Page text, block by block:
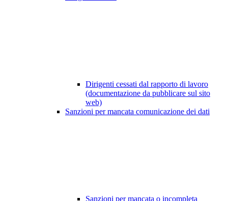
Dirigenti cessati dal rapporto di lavoro
(documentazione da pubblicare sul sito
web)
Sanzioni per mancata comunicazione dei dati
Sanzioni per mancata o incompleta